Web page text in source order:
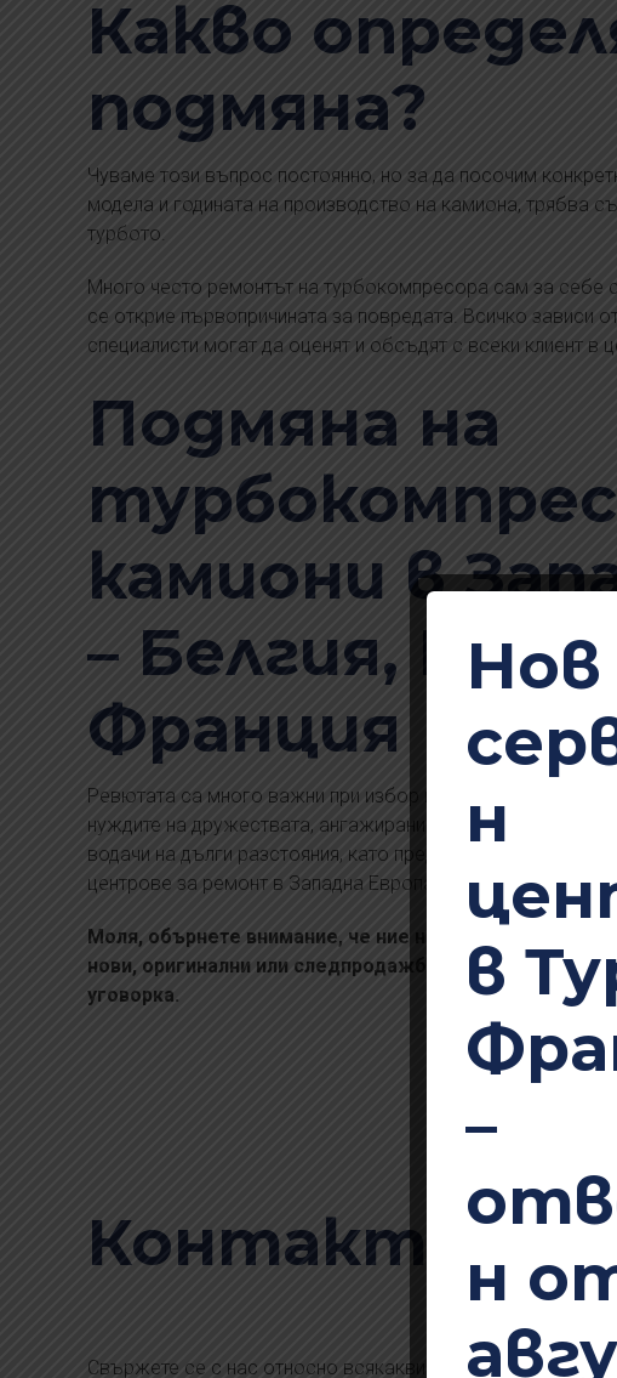
Какво
подмяна?
Чуваме този въпрос постоянно, но за да посочим
модела и годината на производство на камиона, трябва
турбото.
Много често ремонтът на турбокомпресора сам за себе
се открие първопричината за повредата. Всичко зависи
специалисти могат да оценят и обсъдят с всеки клиент в
Подмяна на
камиони в
– Белгия,
Франция
Ревютата са много важни при избор на надежден център
нуждите на дружествата, ангажирани с международен и
водачи на дълги разстояния, като предлагаме
центрове за ремонт в Западна Европа – в Белгия,
Моля, обърнете внимание, че ние не ремонтираме
нови, оригинални или следпродажбени, според
уговорка.
Контакти
Свържете се с нас относно всякакви въпроси, свързани с
Нов
н
в
–
н